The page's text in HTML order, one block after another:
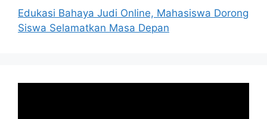
Edukasi Bahaya Judi Online, Mahasiswa Dorong
Siswa Selamatkan Masa Depan